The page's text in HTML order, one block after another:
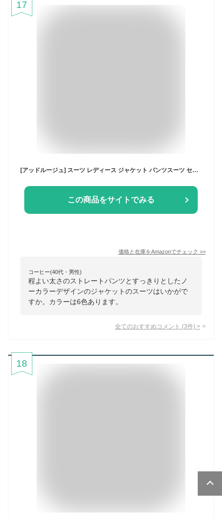
17
[アッドルージュ] スーツ レディース ジャケット パンツスーツ セレモニースーツ フォーマルスーツ ジャケット パンツ [t5293] 11号 ネイビー×ネイビー
この商品をサイトでみる
価格と在庫をAmazonでチェック >>
コーヒー(40代・男性)
程よい太さのストレートパンツとすっきりとしたノ
ーカラーデザインのジャケットのスーツはいかがで
すか。カラーは6色あります。
全てのおすすめコメント (3件) >
18